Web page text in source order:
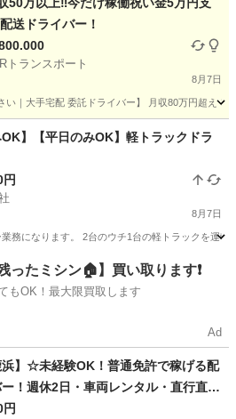
送ドライバー！
トランスポート
8月7日
い｜大手宅配 委託ドライバー】 月収80万円超え
OK】【平日のみOK】軽トラックドラ
円
8月7日
業務になります。 2台のウチ1台の軽トラックを運
軽トラック
ったミシン🏠】買い取ります❗️
もOK！最大限買取します
Ad
浜】☆未経験OK！普通免許で稼げる配
！週休2日・車両レンタル・直行直帰
円